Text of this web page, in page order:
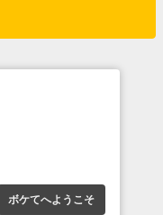
ボケてへようこそ